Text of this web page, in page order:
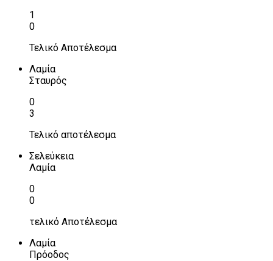
1
0
Τελικό Αποτέλεσμα
Λαμία
Σταυρός
0
3
Τελικό αποτέλεσμα
Σελεύκεια
Λαμία
0
0
τελικό Αποτέλεσμα
Λαμία
Πρόοδος